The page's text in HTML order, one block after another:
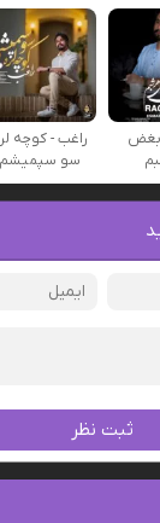
بغض
راغب - کوچه
سو سپمیشم
ثبت نظر